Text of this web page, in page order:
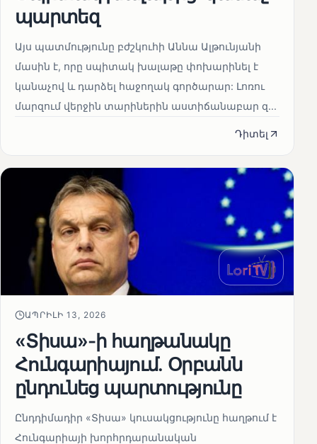
պարտեզ
Այս պատմությունը բժշկուհի Աննա Ալթունյանի
մասին է, որը սպիտակ խալաթը փոխարինել է
կանաչով և դարձել հաջողակ գործարար: Լոռու
մարզում վերջին տարիներին աստիճանաբար զ...
Դիտել
ԱՊՐԻԼԻ 13, 2026
«Տիսա»-ի հաղթանակը
Հունգարիայում․ Օրբանն
ընդունեց պարտությունը
Ընդդիմադիր «Տիսա» կուսակցությունը հաղթում է
Հունգարիայի խորհրդարանական